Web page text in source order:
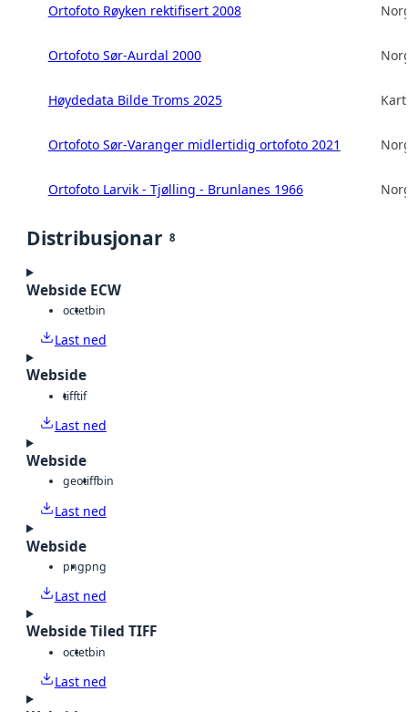
Ortofoto Røyken rektifisert 2008
Ortofoto Sør-Aurdal 2000
Høydedata Bilde Troms 2025
Ortofoto Sør-Varanger midlertidig ortofoto 2021
Ortofoto Larvik - Tjølling - Brunlanes 1966
Distribusjonar 8
Webside ECW
octetbin
Last ned
Webside
tifftif
Last ned
Webside
geotiffbin
Last ned
Webside
pngpng
Last ned
Webside Tiled TIFF
octetbin
Last ned